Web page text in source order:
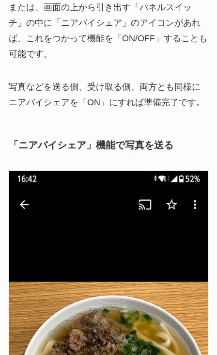
または、画面の上から引き出す「パネルスイッ
チ」の中に「ニアバイシェア」のアイコンがあれ
ば、これをつかって機能を「ON/OFF」することも
可能です。
写真などを送る側、受け取る側、両方とも同様に
ニアバイシェアを「ON」にすれば準備完了です。
「ニアバイシェア」機能で写真を送る